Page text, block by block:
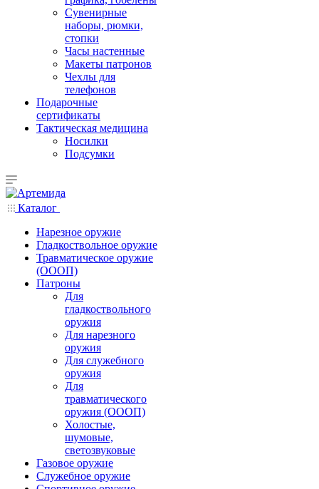
Сувенирные
наборы, рюмки,
стопки
Часы настенные
Макеты патронов
Чехлы для
телефонов
Подарочные
сертификаты
Тактическая медицина
Носилки
Подсумки
Каталог
Нарезное оружие
Гладкоствольное оружие
Травматическое оружие
(ОООП)
Патроны
Для
гладкоствольного
оружия
Для нарезного
оружия
Для служебного
оружия
Для
травматического
оружия (ОООП)
Холостые,
шумовые,
светозвуковые
Газовое оружие
Служебное оружие